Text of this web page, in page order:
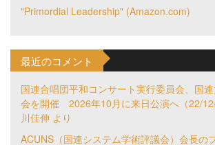
"Primordial Leadership" (Amazon.com)
最近のコメント
国連合唱団平和コンサート実行委員会、国
会を開催 2026年10月に来日公演へ（22/12/
川佳伸 より
ACUNS（国連システム学術評議会）会長の